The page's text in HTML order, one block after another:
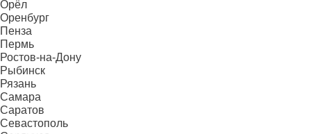
Орёл
Оренбург
Пенза
Пермь
Ростов-на-Дону
Рыбинск
Рязань
Самара
Саратов
Севастополь